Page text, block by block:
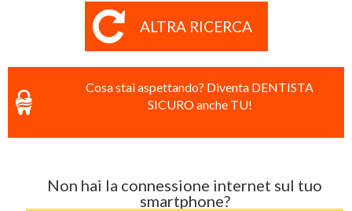
ALTRA RICERCA
Cosa stai aspettando? Diventa DENTISTA
SICURO anche TU!
Non hai la connessione internet sul tuo
smartphone?